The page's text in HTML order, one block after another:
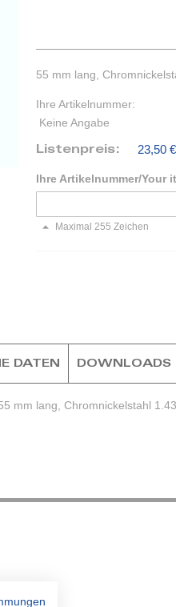
55 mm lang,
Ihre Artikelnummer:
Keine Angabe
Listenpreis: 23,50 €
Ihre Artikelnummer/Your
Maximal 255 Zeichen
mm lang, Chromnickelstahl
DATEN DOWNLOADS